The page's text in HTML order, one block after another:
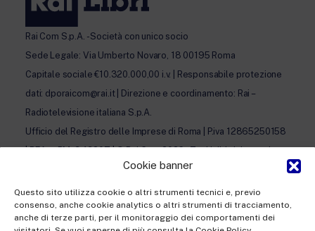
Cookie banner
Questo sito utilizza cookie o altri strumenti tecnici e, previo
consenso, anche cookie analytics o altri strumenti di tracciamento,
anche di terze parti, per il monitoraggio dei comportamenti dei
Rai Com S.p.A. - Società con unico socio
Sede Legale: Via Umberto Novaro, 18 00195 Roma
Capitale sociale €10.320.000,00 i.v. | Responsabile protezione
dati: dporaicom@rai.it | Direzione e coordinamento: Rai –
Radiotelevisione italiana S.p.A.
Ufficio del Registro delle Imprese di Roma | P.iva 12865250158
| REA n. RM- 949207 | © Rai Com 2026 - Tutti i diritti riservati